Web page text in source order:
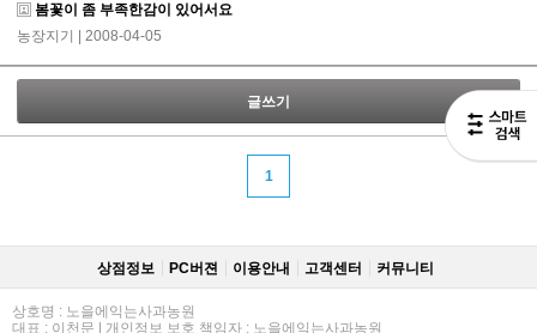
봄꽃이 좀 부족한감이 있어서요
농장지기 | 2008-04-05
글쓰기
1
상점정보 PC버젼 이용안내 고객센터 커뮤니티
상호명 : 노을에익는사과농원
대표 : 이천문 | 개인정보 보호 책임자 : 노을에익는사과농원